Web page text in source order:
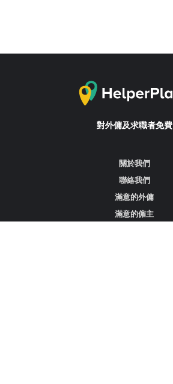
對外傭及求職者免費
關於我們
聯絡我們
滿意的外傭
滿意的僱主